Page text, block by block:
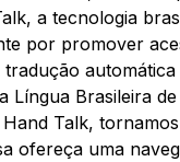
a tecnologia
por promover
automática
Língua Brasileira
Talk,
ofereça uma